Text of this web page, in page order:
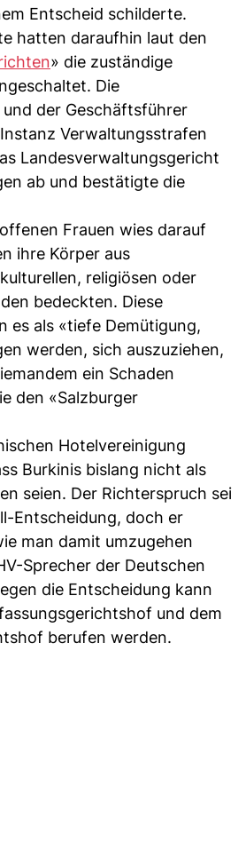
Entscheid schilderte.
hatten daraufhin laut den
» die zuständige
Die
der Geschäftsführer
Verwaltungsstrafen
Landesverwaltungsgericht
ab und bestätigte die
Frauen wies darauf
ihre Körper aus
religiösen oder
bedeckten. Diese
es als «tiefe Demütigung,
werden, sich auszuziehen,
ein Schaden
den «Salzburger
Hotelvereinigung
Burkinis bislang nicht als
seien. Der Richterspruch sei
Entscheidung, doch er
man damit umzugehen
Sprecher der Deutschen
die Entscheidung kann
und dem
berufen werden.